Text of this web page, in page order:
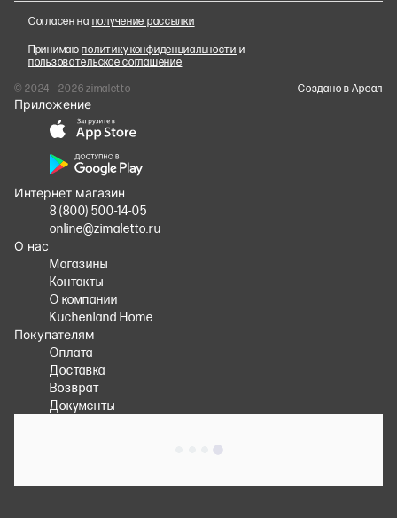
Согласен на получение рассылки
Принимаюполитику конфиденциальности и
пользовательское соглашение
© 2024 – 2026 zimaletto
Cоздано в Ареал
Приложение
Интернет магазин
8 (800) 500-14-05
online@zimaletto.ru
О нас
Магазины
Контакты
О компании
Kuchenland Home
Покупателям
Оплата
Доставка
Возврат
Документы